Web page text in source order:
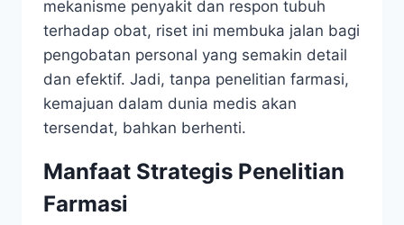
mekanisme penyakit dan respon tubuh
terhadap obat, riset ini membuka jalan bagi
pengobatan personal yang semakin detail
dan efektif. Jadi, tanpa penelitian farmasi,
kemajuan dalam dunia medis akan
tersendat, bahkan berhenti.
Manfaat Strategis Penelitian
Farmasi